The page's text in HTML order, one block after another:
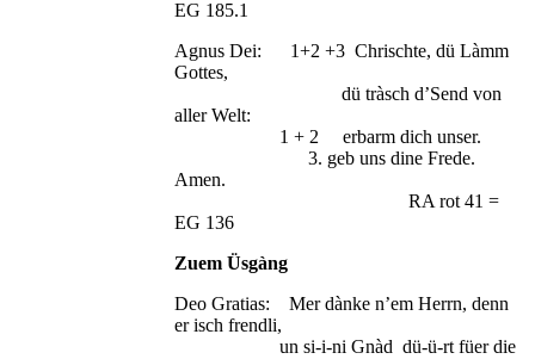
EG 185.1
Agnus Dei: 1+2 +3 Chrischte, dü Làmm
Gottes,
dü tràsch d’Send von
aller Welt:
1 + 2 erbarm dich unser.
3. geb uns dine Frede.
Amen.
RA rot 41 =
EG 136
Zuem Üsgàng
Deo Gratias: Mer dànke n’em Herrn, denn
er isch frendli,
un si-i-ni Gnàd dü-ü-rt füer die